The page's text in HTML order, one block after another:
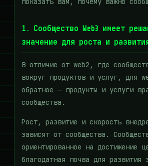
1. Сообщество Web3 имеет
значение для роста и
В отличие от web2, где
вокруг продуктов и услуг, для
обратное — продукты и услуги
сообщества.
Рост, развитие и скорость
зависят от сообщества.
ориентированное на достижение
благодатная почва для развития